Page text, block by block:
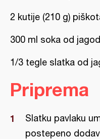
2 kutije (210 g)
300 ml soka od
1/3 tegle slatka od
Priprema
Slatku pavlaku
postepeno